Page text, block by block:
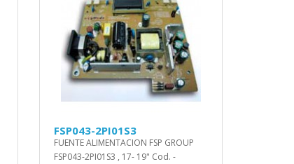
FSP043-2PI01S3
FUENTE ALIMENTACION FSP GROUP
FSP043-2PI01S3 , 17- 19" Cod. -